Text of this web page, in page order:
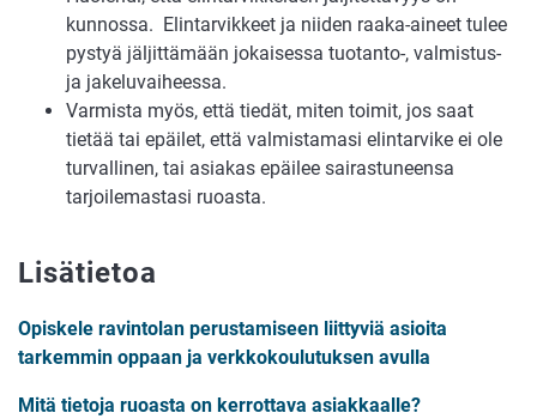
kunnossa. Elintarvikkeet ja niiden raaka-aineet tulee
pystyä jäljittämään jokaisessa tuotanto-, valmistus-
ja jakeluvaiheessa.
Varmista myös, että tiedät, miten toimit, jos saat
tietää tai epäilet, että valmistamasi elintarvike ei ole
turvallinen, tai asiakas epäilee sairastuneensa
tarjoilemastasi ruoasta.
Lisätietoa
Opiskele ravintolan perustamiseen liittyviä asioita
tarkemmin oppaan ja verkkokoulutuksen avulla
Mitä tietoja ruoasta on kerrottava asiakkaalle?